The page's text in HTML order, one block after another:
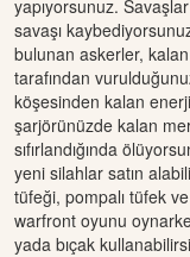
yapıyorsunuz.
savaşı
bulunan askerler,
tarafından
köşesinden kalan
şarjörünüzde kalan
sıfırlandığında
yeni silahlar satın
tüfeği, pompalı tüfek
warfront oyunu
yada bıçak